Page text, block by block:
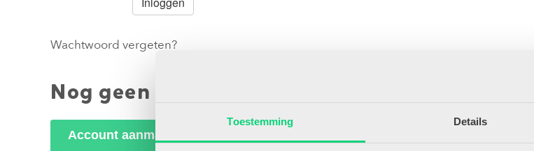
Toestemming Details
Wachtwoord vergeten?
Nog geen account maar wel abonnee?
Account aanmaken